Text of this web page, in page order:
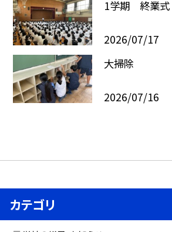
1学期 終業式
2026/07/17
大掃除
2026/07/16
カテゴリ